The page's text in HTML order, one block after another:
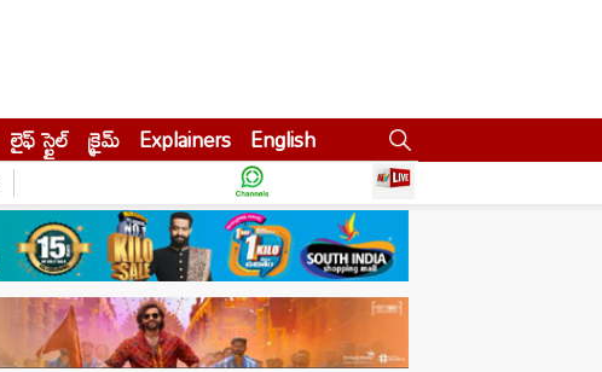
లైఫ్ స్టైల్ క్రైమ్ Explainers English